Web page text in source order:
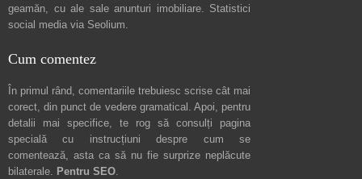
geamăn, cu ale sale anunturi imobiliare. Statistici
social media via Seolium.
Cum comentez
În primul rând, comentariile trebuiesc scrise cât mai
corect, din punct de vedere gramatical. Apoi, pentru
detalii mai specifice, te rog să consulți pagina
specială cu instrucțiuni despre cum se
comentează, asta ca să nu fie surprize neplăcute
bilaterale. Pentru SEO.